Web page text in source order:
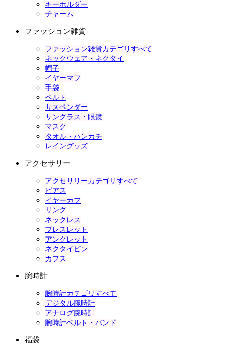
キーホルダー
チャーム
ファッション雑貨
ファッション雑貨カテゴリすべて
ネックウェア・ネクタイ
帽子
イヤーマフ
手袋
ベルト
サスペンダー
サングラス・眼鏡
マスク
タオル・ハンカチ
レイングッズ
アクセサリー
アクセサリーカテゴリすべて
ピアス
イヤーカフ
リング
ネックレス
ブレスレット
アンクレット
ネクタイピン
カフス
腕時計
腕時計カテゴリすべて
デジタル腕時計
アナログ腕時計
腕時計ベルト・バンド
福袋